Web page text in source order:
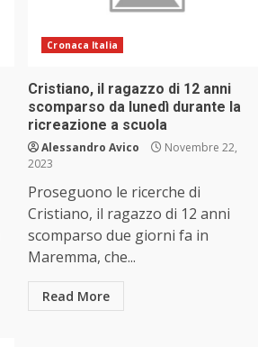
Cronaca Italia
Cristiano, il ragazzo di 12 anni
scomparso da lunedì durante la
ricreazione a scuola
Alessandro Avico
Novembre 22,
2023
Proseguono le ricerche di
Cristiano, il ragazzo di 12 anni
scomparso due giorni fa in
Maremma, che...
Read More